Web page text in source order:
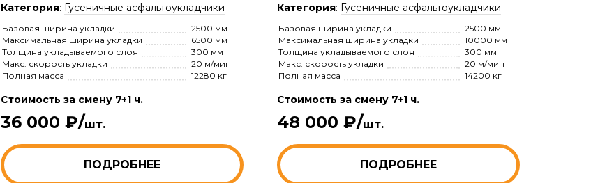
Категория: Гусеничные асфальтоукладчики
Базовая ширина укладки
2500 мм
Максимальная ширина укладки
6500 мм
Толщина укладываемого слоя
300 мм
Макс. скорость укладки
20 м/мин
Полная масса
12280 кг
Стоимость за смену 7+1 ч.
36 000 ₽/шт.
ПОДРОБНЕЕ
Категория: Гусеничные асфальтоукладчики
Базовая ширина укладки
2500 мм
Максимальная ширина укладки
10000 мм
Толщина укладываемого слоя
300 мм
Макс. скорость укладки
20 м/мин
Полная масса
14200 кг
Стоимость за смену 7+1 ч.
48 000 ₽/шт.
ПОДРОБНЕЕ